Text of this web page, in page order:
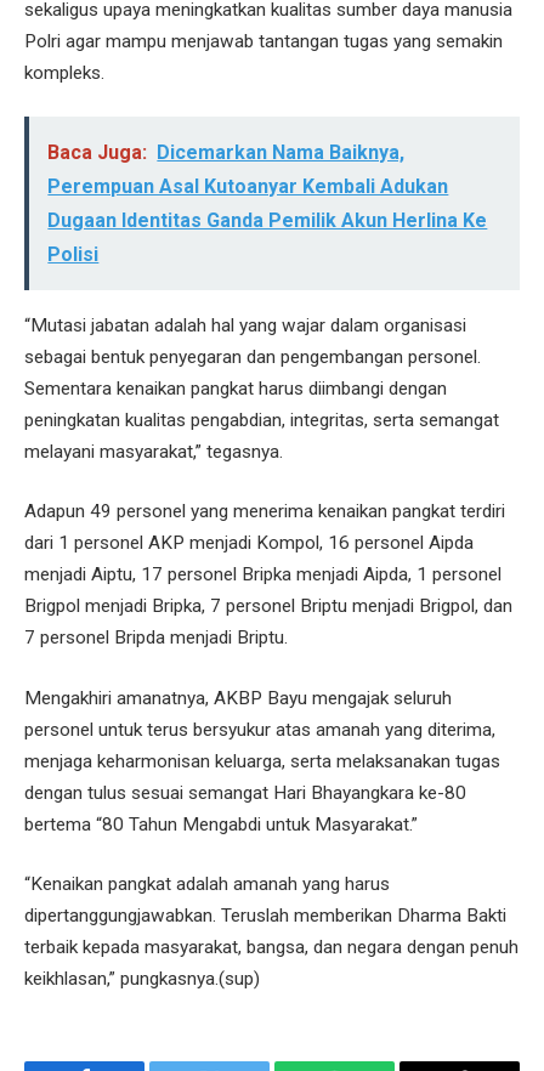
sekaligus upaya meningkatkan kualitas sumber daya manusia
Polri agar mampu menjawab tantangan tugas yang semakin
kompleks.
Baca Juga: Dicemarkan Nama Baiknya,
Perempuan Asal Kutoanyar Kembali Adukan
Dugaan Identitas Ganda Pemilik Akun Herlina Ke
Polisi
“Mutasi jabatan adalah hal yang wajar dalam organisasi
sebagai bentuk penyegaran dan pengembangan personel.
Sementara kenaikan pangkat harus diimbangi dengan
peningkatan kualitas pengabdian, integritas, serta semangat
melayani masyarakat,” tegasnya.
Adapun 49 personel yang menerima kenaikan pangkat terdiri
dari 1 personel AKP menjadi Kompol, 16 personel Aipda
menjadi Aiptu, 17 personel Bripka menjadi Aipda, 1 personel
Brigpol menjadi Bripka, 7 personel Briptu menjadi Brigpol, dan
7 personel Bripda menjadi Briptu.
Mengakhiri amanatnya, AKBP Bayu mengajak seluruh
personel untuk terus bersyukur atas amanah yang diterima,
menjaga keharmonisan keluarga, serta melaksanakan tugas
dengan tulus sesuai semangat Hari Bhayangkara ke-80
bertema “80 Tahun Mengabdi untuk Masyarakat.”
“Kenaikan pangkat adalah amanah yang harus
dipertanggungjawabkan. Teruslah memberikan Dharma Bakti
terbaik kepada masyarakat, bangsa, dan negara dengan penuh
keikhlasan,” pungkasnya.(sup)